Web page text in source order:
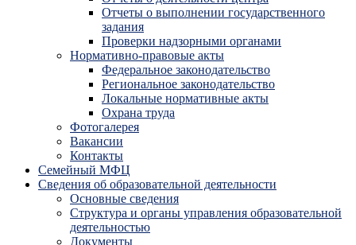
Отчеты о выполнении государственного
задания
Проверки надзорными органами
Нормативно-правовые акты
Федеральное законодательство
Региональное законодательство
Локальные нормативные акты
Охрана труда
Фотогалерея
Вакансии
Контакты
Семейный МФЦ
Сведения об образовательной деятельности
Основные сведения
Структура и органы управления образовательной
деятельностью
Документы